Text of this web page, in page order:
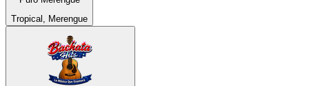
Tropical, Merengue